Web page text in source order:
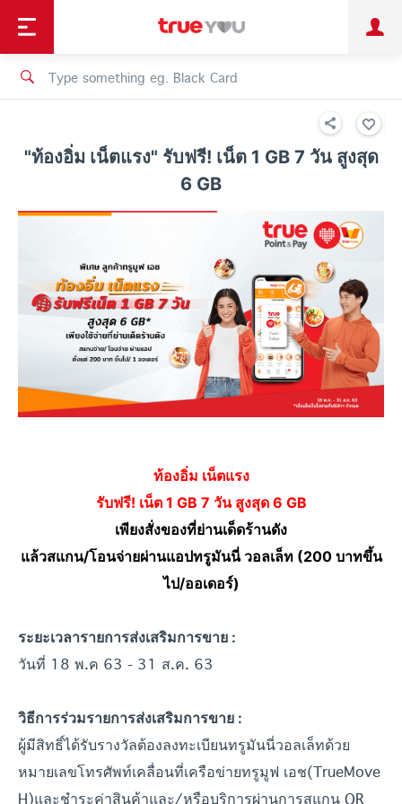
Personal Business
Shopping
เทรนด์เทคโนโลยี
"ท้องอิ่ม เน็ตแรง" รับฟรี! เน็ต 1 GB 7 วัน สูงสุด
6 GB
ท้องอิ่ม เน็ตแรง
รับฟรี! เน็ต 1 GB 7 วัน สูงสุด 6 GB
เพียงสั่งของที่ย่านเด็ดร้านดัง
แล้วสแกน/โอนจ่ายผ่านแอปทรูมันนี่ วอลเล็ท (200 บาทขึ้น
ไป/ออเดอร์)
ระยะเวลารายการส่งเสริมการขาย :
วันที่ 18 พ.ค 63 - 31 ส.ค. 63
วิธีการร่วมรายการส่งเสริมการขาย :
ผู้มีสิทธิ์ได้รับรางวัลต้องลงทะเบียนทรูมันนี่วอลเล็ทด้วย
หมายเลขโทรศัพท์เคลื่อนที่เครือข่ายทรูมูฟ เอช(TrueMove
H)และชำระค่าสินค้าและ/หรือบริการผ่านการสแกน QR